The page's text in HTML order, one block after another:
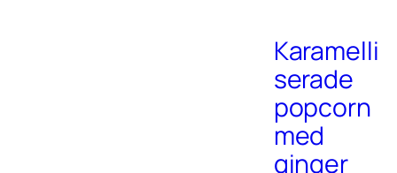
Karamelli
serade
popcorn
med
ginger